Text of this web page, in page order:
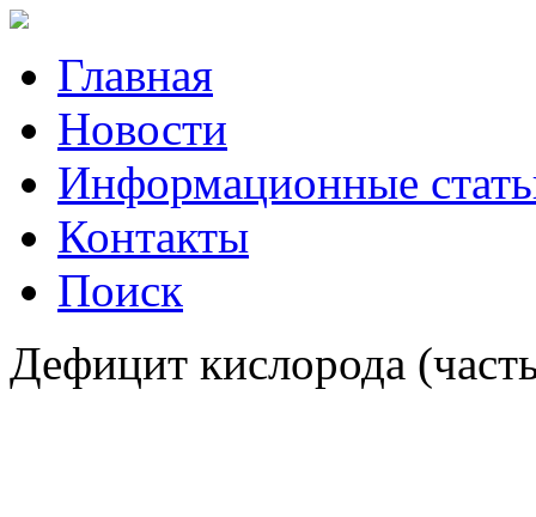
Главная
Новости
Информационные
Контакты
Поиск
Дефицит кислорода